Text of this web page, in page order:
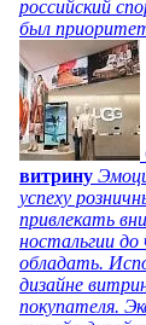
российский
был
витрину
успеху
привлекать
ностальгии
обладать.
дизайне
покупателя.